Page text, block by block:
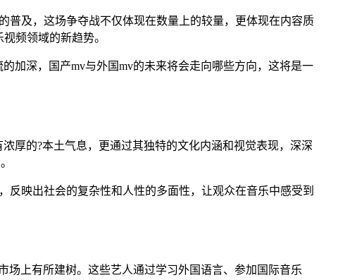
普及，这场争夺战不仅体现在数量上的较量，更体现在内容质
频领域的新趋势。
加深，国产mv与外国mv的未来将会走向哪些方向，这将是一
厚的?本土气息，更通过其独特的文化内涵和视觉表现，深深
映出社会的复杂性和人性的多面性，让观众在音乐中感受到
场上有所建树。这些艺人通过学习外国语言、参加国际音乐